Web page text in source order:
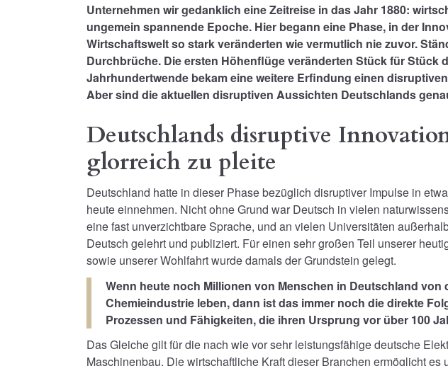
Unternehmen wir gedanklich eine Zeitreise in das Jahr 1880:
ungemein spannende Epoche. Hier begann eine Phase, in der
Wirtschaftswelt so stark veränderten wie vermutlich nie zuvor.
Durchbrüche. Die ersten Höhenflüge veränderten Stück für Stück
Jahrhundertwende bekam eine weitere Erfindung einen
Aber sind die aktuellen disruptiven Aussichten Deutschlands
Deutschlands disruptive
glorreich zu pleite
Deutschland hatte in dieser Phase bezüglich disruptiver Impulse in
heute einnehmen. Nicht ohne Grund war Deutsch in vielen
eine fast unverzichtbare Sprache, und an vielen Universitäten
Deutsch gelehrt und publiziert. Für einen sehr großen Teil unserer
sowie unserer Wohlfahrt wurde damals der Grundstein gelegt.
Wenn heute noch Millionen von Menschen in Deutschland von
Chemieindustrie leben, dann ist das immer noch die direkte
Prozessen und Fähigkeiten, die ihren Ursprung vor über 100
Das Gleiche gilt für die nach wie vor sehr leistungsfähige deutsche
Maschinenbau. Die wirtschaftliche Kraft dieser Branchen ermöglicht es